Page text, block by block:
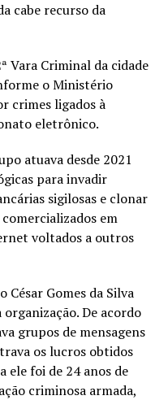
cabe recurso da
Vara Criminal da cidade
o Ministério
crimes ligados à
eletrônico.
atuava desde 2021
para invadir
sigilosas e clonar
em
voltados a outros
César Gomes da Silva
De acordo
grupos de mensagens
os lucros obtidos
ele foi de 24 anos de
criminosa armada,